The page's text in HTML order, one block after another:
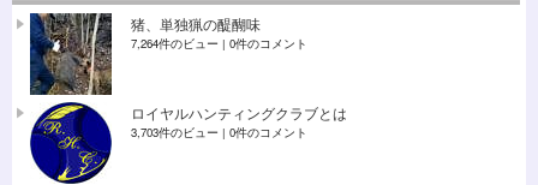
猪、単独猟の醍醐味
7,264件のビュー | 0件のコメント
ロイヤルハンティングクラブとは
3,703件のビュー | 0件のコメント